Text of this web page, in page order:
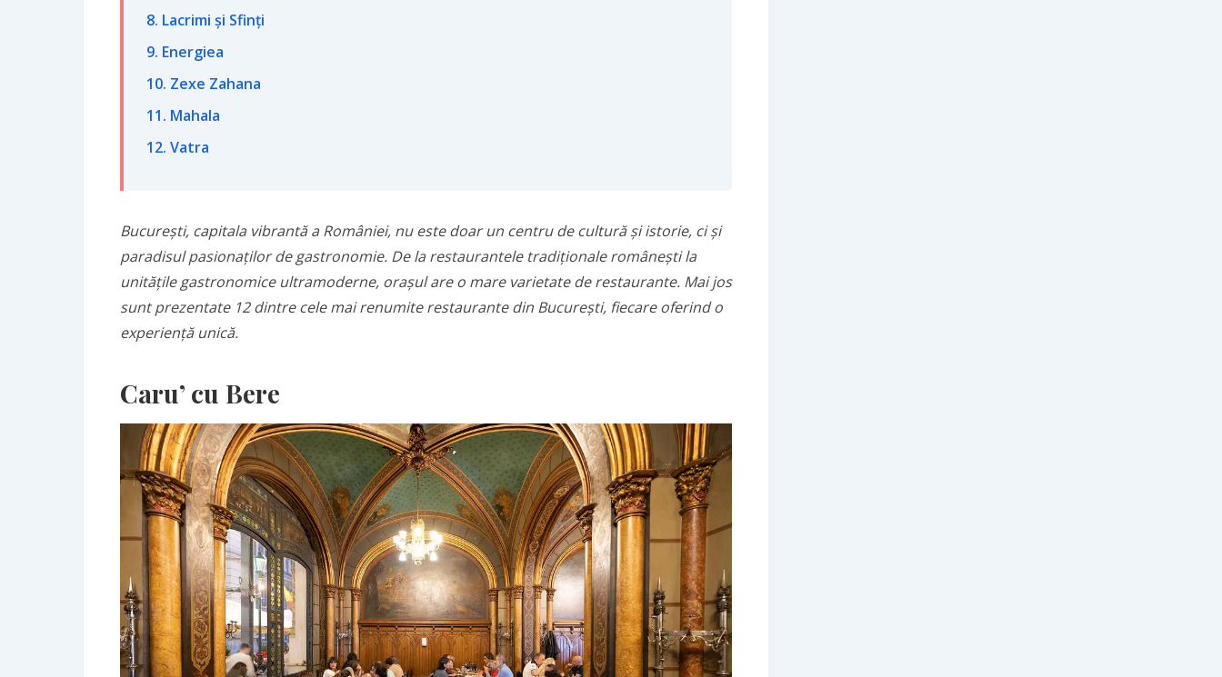
8. Lacrimi şi Sfinți
9. Energiea
10. Zexe Zahana
11. Mahala
12. Vatra
București, capitala vibrantă a României, nu este doar un centru de cultură și istorie, ci și
paradisul pasionaților de gastronomie. De la restaurantele tradiționale românești la
unitățile gastronomice ultramoderne, orașul are o mare varietate de restaurante. Mai jos
sunt prezentate 12 dintre cele mai renumite restaurante din București, fiecare oferind o
experiență unică.
Caru’ cu Bere